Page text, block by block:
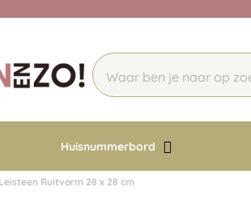
Huisnummerbord
Ruitvorm 28 x 28 cm